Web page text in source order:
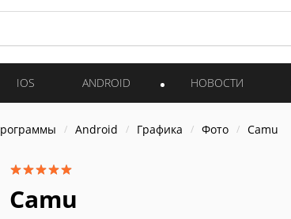
IOS ANDROID НОВОСТИ
Android Графика Фото Camu
Camu